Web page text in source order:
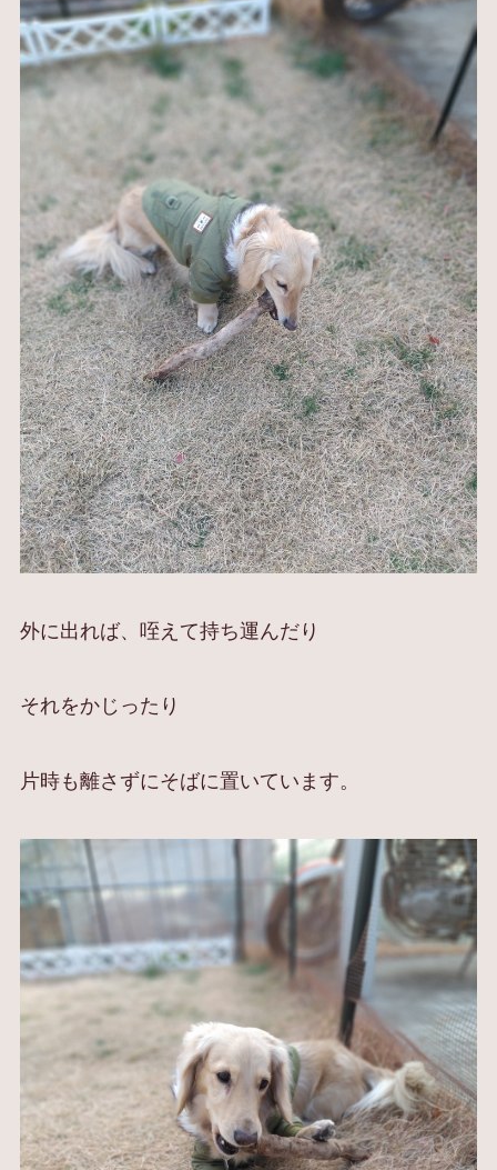
外に出れば、咥えて持ち運んだり
それをかじったり
片時も離さずにそばに置いています。